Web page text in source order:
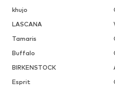
khujo
LASCANA
Tamaris
Buffalo
BIRKENSTOCK
Esprit